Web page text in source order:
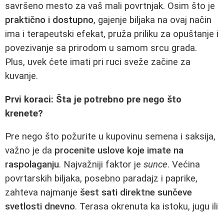
savršeno mesto za vaš mali povrtnjak. Osim što je
praktično i dostupno, gajenje biljaka na ovaj način
ima i terapeutski efekat, pruža priliku za opuštanje i
povezivanje sa prirodom u samom srcu grada.
Plus, uvek ćete imati pri ruci sveže začine za
kuvanje.
Prvi koraci: Šta je potrebno pre nego što
krenete?
Pre nego što požurite u kupovinu semena i saksija,
važno je da procenite uslove koje imate na
raspolaganju. Najvažniji faktor je sunce. Većina
povrtarskih biljaka, posebno paradajz i paprike,
zahteva najmanje šest sati direktne sunčeve
svetlosti dnevno. Terasa okrenuta ka istoku, jugu ili